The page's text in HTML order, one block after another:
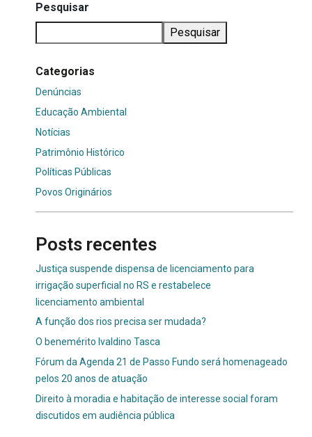
Pesquisar
Pesquisar
Categorias
Denúncias
Educação Ambiental
Notícias
Patrimônio Histórico
Políticas Públicas
Povos Originários
Posts recentes
Justiça suspende dispensa de licenciamento para
irrigação superficial no RS e restabelece
licenciamento ambiental
A função dos rios precisa ser mudada?
O benemérito Ivaldino Tasca
Fórum da Agenda 21 de Passo Fundo será homenageado
pelos 20 anos de atuação
Direito à moradia e habitação de interesse social foram
discutidos em audiência pública